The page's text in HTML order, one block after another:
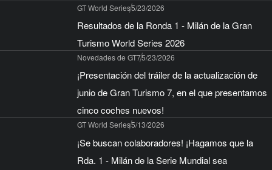
GT World Series5/23/2026
Resultados de la Ronda 1 - Milán de la Gran
Turismo World Series 2026
Novedades de GT75/23/2026
¡Presentación del tráiler de la actualización de
junio de Gran Turismo 7, en el que presentamos
cinco coches nuevos!
GT World Series5/13/2026
¡Se buscan colaboradores! ¡Hagamos que la
Rda. 1 - Milán de la Serie Mundial sea